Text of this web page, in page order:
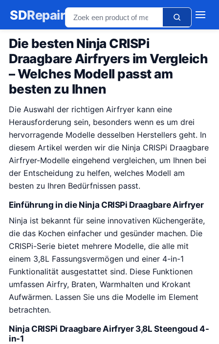
SDRepair
Die besten Ninja CRISPi
Draagbare Airfryers im Vergleich
– Welches Modell passt am
besten zu Ihnen
Die Auswahl der richtigen Airfryer kann eine
Herausforderung sein, besonders wenn es um drei
hervorragende Modelle desselben Herstellers geht. In
diesem Artikel werden wir die Ninja CRISPi Draagbare
Airfryer-Modelle eingehend vergleichen, um Ihnen bei
der Entscheidung zu helfen, welches Modell am
besten zu Ihren Bedürfnissen passt.
Einführung in die Ninja CRISPi Draagbare Airfryer
Ninja ist bekannt für seine innovativen Küchengeräte,
die das Kochen einfacher und gesünder machen. Die
CRISPi-Serie bietet mehrere Modelle, die alle mit
einem 3,8L Fassungsvermögen und einer 4-in-1
Funktionalität ausgestattet sind. Diese Funktionen
umfassen Airfry, Braten, Warmhalten und Krokant
Aufwärmen. Lassen Sie uns die Modelle im Element
betrachten.
Ninja CRISPi Draagbare Airfryer 3,8L Steengoud 4-
in-1